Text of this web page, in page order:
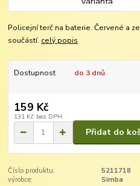
Policejní terč na baterie. Červené a
součástí. celý popis
Dostupnost do 3 dnů
159 Kč
131 Kč bez DPH
Přidat do
Číslo produktu:
5211718
výrobce:
Simba